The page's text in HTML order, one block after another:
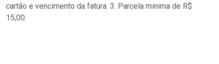
cartão e vencimento da fatura. 3. Parcela minima de R$
15,00.